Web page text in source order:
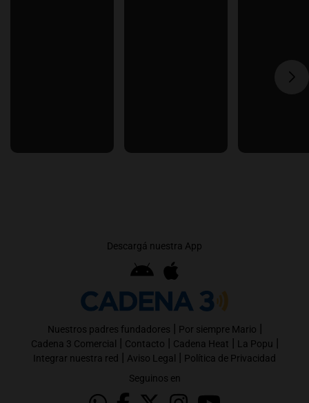
Descargá nuestra App
Nuestros padres fundadores | Por siempre Mario |
Cadena 3 Comercial | Contacto | Cadena Heat | La Popu |
Integrar nuestra red | Aviso Legal | Política de Privacidad
Seguinos en